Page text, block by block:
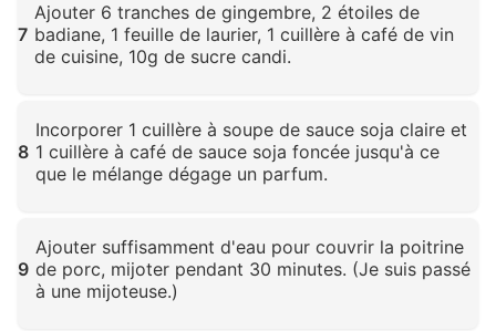
7
Ajouter 6 tranches de gingembre, 2 étoiles de
badiane, 1 feuille de laurier, 1 cuillère à café de vin
de cuisine, 10g de sucre candi.
8
Incorporer 1 cuillère à soupe de sauce soja claire et
1 cuillère à café de sauce soja foncée jusqu'à ce
que le mélange dégage un parfum.
9
Ajouter suffisamment d'eau pour couvrir la poitrine
de porc, mijoter pendant 30 minutes. (Je suis passé
à une mijoteuse.)